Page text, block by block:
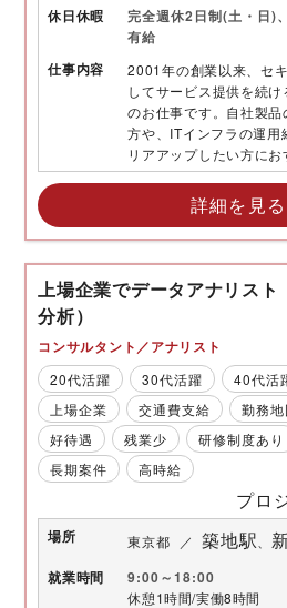
休日休暇
完全週休2日制(土・日)
有給
仕事内容
2001年の創業以来、セ
してサービス提供を続
のお仕事です。自社製
方や、ITインフラの運用
リアアップしたい方にお
詳細を見る
上場企業でデータアナリスト
分析）
コンサルタント／アナリスト
20代活躍 30代活躍 40代活
上場企業
交通費支給 勤務地
好待遇
残業少 研修制度あり
長期案件
高時給
プロ
場所 東京都 築地駅
就業時間 9:00～18:00
休憩1時間/実働8時間